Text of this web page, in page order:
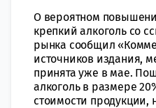
О вероятном
крепкий алкоголь со
рынка сообщил
источников издания,
принята уже в мае.
алкоголь в размере
стоимости продукции,